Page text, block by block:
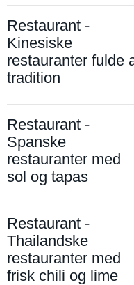
Restaurant -
Kinesiske
restauranter fulde
tradition
Restaurant -
Spanske
restauranter med
sol og tapas
Restaurant -
Thailandske
restauranter med
frisk chili og lime